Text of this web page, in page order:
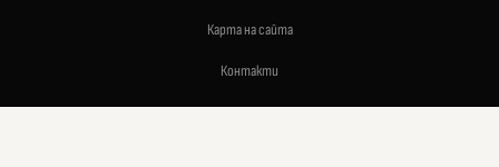
Карта на сайта
Контакти